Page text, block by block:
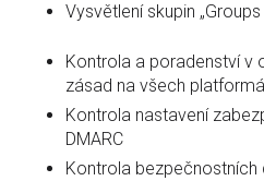
Vysvětlení skupin
Kontrola a poradenství v
zásad na všech
Kontrola nastavení
DMARC
Kontrola